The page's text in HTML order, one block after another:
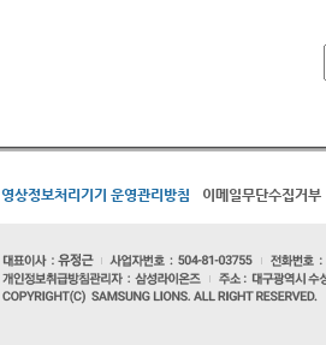
영상정보처리기기 운영관리방침 이메일무단수집거부